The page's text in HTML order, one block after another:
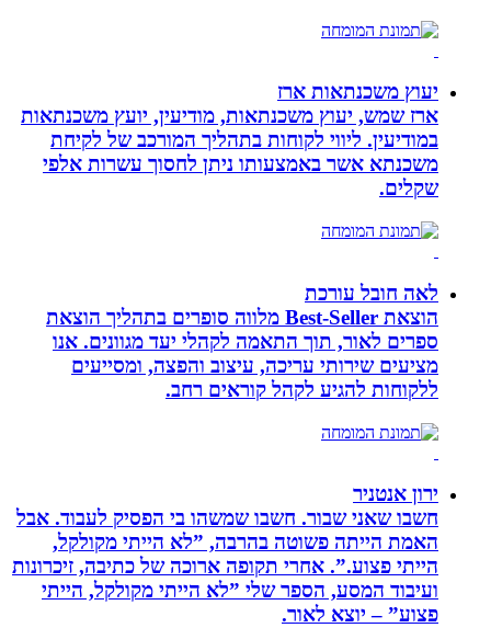
יעוץ משכנתאות ארז
ארז שמש, יעוץ משכנתאות, מודיעין, יועץ משכנתאות
במודיעין. ליווי לקוחות בתהליך המורכב של לקיחת
משכנתא אשר באמצעותו ניתן לחסוך עשרות אלפי
שקלים.
לאה חובל עורכת
הוצאת Best-Seller מלווה סופרים בתהליך הוצאת
ספרים לאור, תוך התאמה לקהלי יעד מגוונים. אנו
מציעים שירותי עריכה, עיצוב והפצה, ומסייעים
ללקוחות להגיע לקהל קוראים רחב.
ירון אנטניר
חשבו שאני שבור. חשבו שמשהו בי הפסיק לעבוד. אבל
האמת הייתה פשוטה בהרבה, ”לא הייתי מקולקל,
הייתי פצוע.”. אחרי תקופה ארוכה של כתיבה, זיכרונות
ועיבוד המסע, הספר שלי ”לא הייתי מקולקל, הייתי
פצוע” – יוצא לאור.